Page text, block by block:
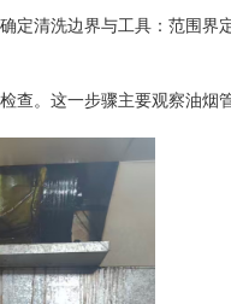
定清洗边界与工具：​范围界
查。这一步骤主要观察油烟